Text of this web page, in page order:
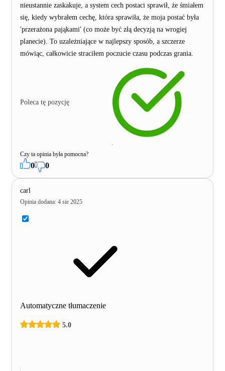
nieustannie zaskakuje, a system cech postaci sprawił, że śmiałem
się, kiedy wybrałem cechę, która sprawiła, że moja postać była
'przerażona pająkami' (co może być złą decyzją na wrogiej
planecie). To uzależniające w najlepszy sposób, a szczerze
mówiąc, całkowicie straciłem poczucie czasu podczas grania.
Poleca tę pozycję
Czy ta opinia była pomocna?
0 0
carl
Opinia dodana: 4 sie 2025
Automatyczne tłumaczenie
5.0